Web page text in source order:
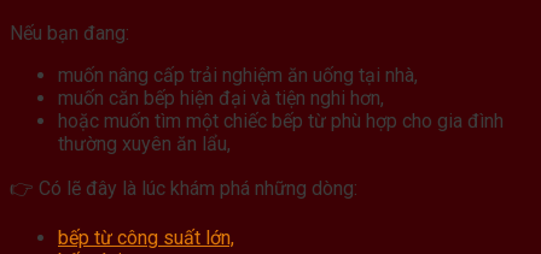
Nếu bạn đang:
muốn nâng cấp trải nghiệm ăn uống tại nhà,
muốn căn bếp hiện đại và tiện nghi hơn,
hoặc muốn tìm một chiếc bếp từ phù hợp cho gia đình
thường xuyên ăn lẩu,
👉 Có lẽ đây là lúc khám phá những dòng:
bếp từ công suất lớn,